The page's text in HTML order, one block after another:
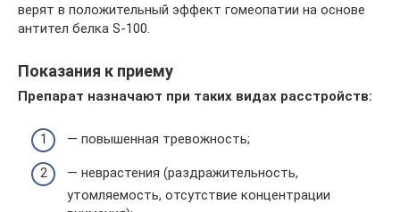
верят в положительный эффект гомеопатии на основе
антител белка S-100.
Показания к приему
Препарат назначают при таких видах расстройств:
— повышенная тревожность;
— неврастения (раздражительность,
утомляемость, отсутствие концентрации